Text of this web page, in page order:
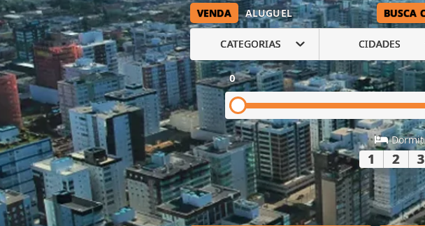
VENDA ALUGUEL BUSCA
CATEGORIAS CIDADES
0
1 2 3